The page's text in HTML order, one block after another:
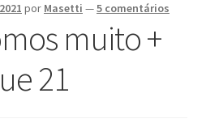
por Masetti —5 comentários
muito +
21